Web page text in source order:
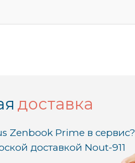
доставка
Zenbook Prime в сервис?
доставкой Nout-911